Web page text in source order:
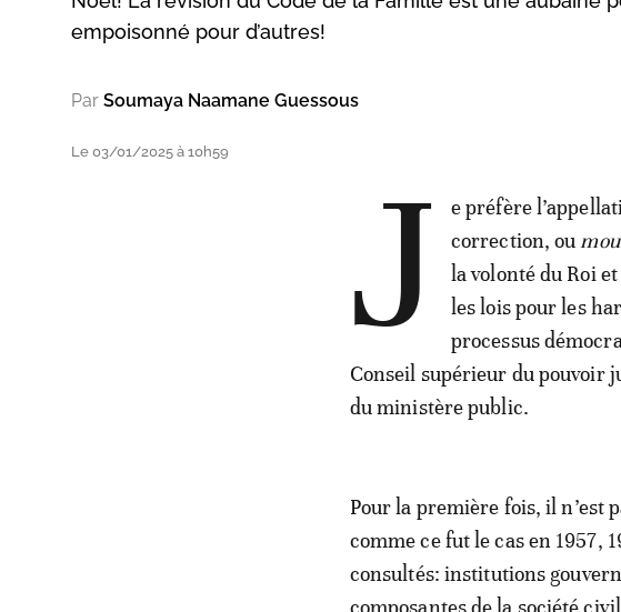
empoisonné pour d’autres!
Par Soumaya Naamane Guessous
Le 03/01/2025 à 10h59 J e préfère
correction, ou
la volonté du Roi
les lois pour les
processus
Conseil supérieur du pouvoir
du ministère public.
Pour la première fois, il n’est
comme ce fut le cas en 1957,
consultés: institutions
composantes de la société